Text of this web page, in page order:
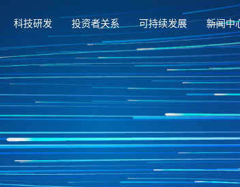
科技研发 投资者关系 可持续发展 新闻中